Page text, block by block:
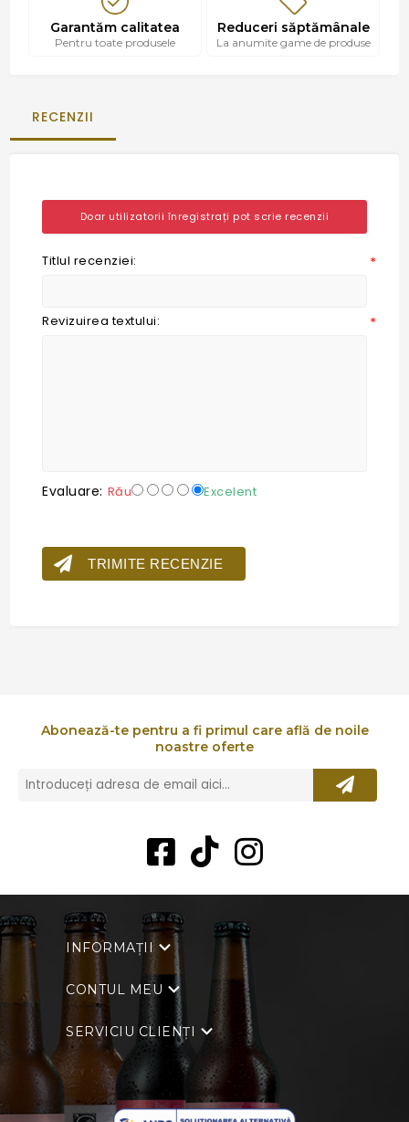
Garantăm calitatea
Pentru toate produsele
Reduceri săptămânale
La anumite game de produse
RECENZII
Doar utilizatorii înregistrați pot scrie recenzii
Titlul recenziei: *
Revizuirea textului: *
Evaluare: Rău Excelent
TRIMITE RECENZIE
Abonează-te pentru a fi primul care află de noile
noastre oferte
INFORMAȚII
CONTUL MEU
SERVICIU CLIENȚI